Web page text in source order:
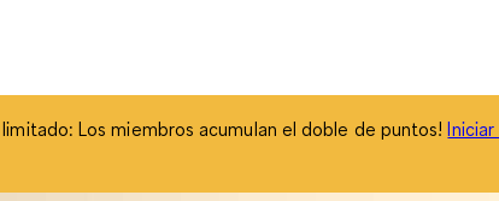
Los miembros acumulan el doble de puntos!